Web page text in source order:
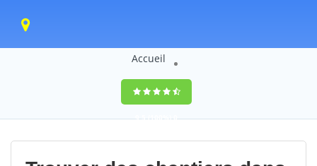
Accueil
9,5(100%)0
votes